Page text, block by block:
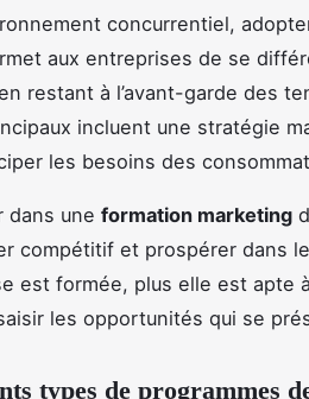
concurrentiel,
aux entreprises de se
restant à l’avant-garde des
incluent une stratégie
les besoins des
dans une formation marketing
compétitif et prospérer dans
est formée, plus elle est apte
les opportunités qui se
types de programmes